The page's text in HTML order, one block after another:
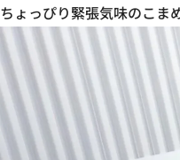
ちょっぴり緊張気味のこ